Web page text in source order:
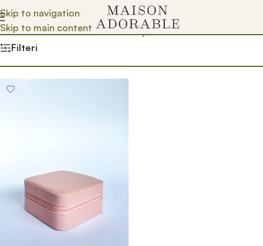
Skip to navigation
Skip to main content
Почетна/Prodavnica/Product Boja/tamno zelena
Filteri